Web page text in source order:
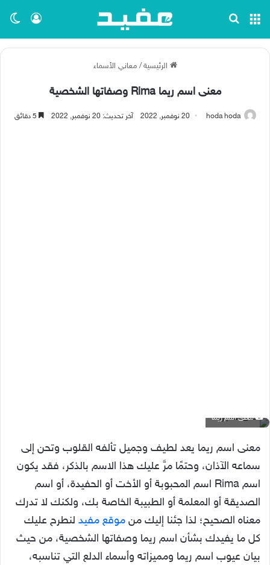
تسجيل القائمة
الرئيسية / معاني الأسماء
معنى اسم ريما Rima وصفاتها الشخصية
hoda hoda 20 نوفمبر, 2022 آخر تحديث: 20 نوفمبر, 2022
معنى اسم ريما
معنى اسم ريما يعد لطيف وجميل تألفه القلوب وتحن إلى
سماعه الآذان، وحتمًا مرَّ عليك هذا الاسم بالذكر، فقد يكون
اسم Rima اسم المحبوبة أو الأخت أو الحفيدة، أو اسم
الصديقة أو المعلمة أو الطبيبة الخاصة بك، ولكنك لا تدرك
معناه الصحيح؛ لذا جئنا إليك من موقع مفيد لنطرح عليك
كل ما يفيدك بشأن اسم ريما وصفاتها الشخصية، من حيث
بيان عيوب اسم ريما ومميزاته وأسماء الدلع التي تناسبه،